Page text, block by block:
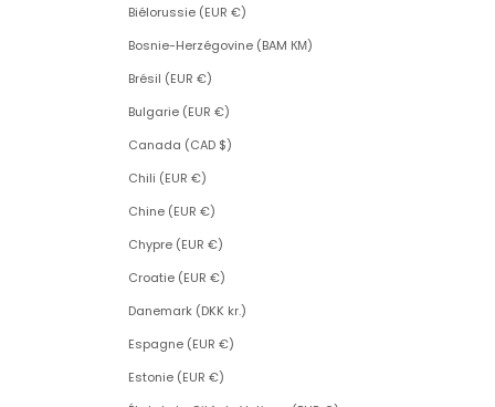
Biélorussie (EUR €)
Bosnie-Herzégovine (BAM КМ)
Brésil (EUR €)
Bulgarie (EUR €)
Canada (CAD $)
Chili (EUR €)
Chine (EUR €)
Chypre (EUR €)
Croatie (EUR €)
Danemark (DKK kr.)
Espagne (EUR €)
Estonie (EUR €)